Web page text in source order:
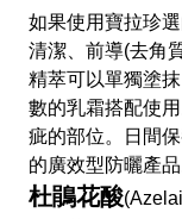
如果使用寶拉珍
清潔、前導(去角
精萃可以單獨塗
數的乳霜搭配使
疵的部位。日間
的廣效型防曬產品
杜鵑花酸